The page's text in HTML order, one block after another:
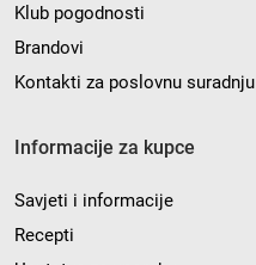
Klub pogodnosti
Brandovi
Kontakti za poslovnu suradnju
Informacije za kupce
Savjeti i informacije
Recepti